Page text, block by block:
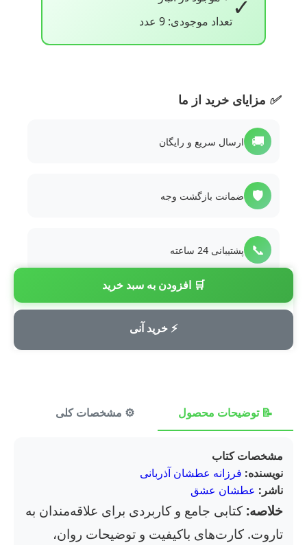
✓تعداد موجودی: 9 عدد
🛒 افزودن به سبد خرید
⚡ خرید آنی
✅ مزایای خرید از ما
🚚 ارسال سریع و رایگان
🛡️ ضمانت بازگشت وجه
📞 پشتیبانی 24 ساعته
💳 پرداخت امن
📝 توضیحات محصول ⚙️ مشخصات کلی
مشخصات کتاب
نویسنده: فرزانه عطشان آذربانی
ناشر: عطشان عشق
خلاصه: کتابی جامع و کاربردی برای علاقه‌مندان به
تاروت. کارت‌های باکیفیت و توضیحات روان،